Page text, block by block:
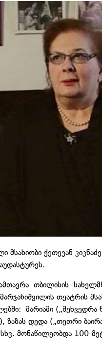
მსახიობი ქეთევან
თბილისის
თეატრის
მარიამი
ზაზას დედა („თეთრი
მონაწილეობდა 100-